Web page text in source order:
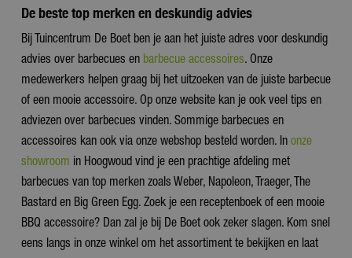
De beste top merken en deskundig advies
Bij Tuincentrum De Boet ben je aan het juiste adres voor deskundig
advies over barbecues en barbecue accessoires. Onze
medewerkers helpen graag bij het uitzoeken van de juiste barbecue
of een mooie accessoire. Op onze website kan je ook veel tips en
adviezen over barbecues vinden. Sommige barbecues en
accessoires kan ook via onze webshop besteld worden. In onze
showroom in Hoogwoud vind je een prachtige afdeling met
barbecues van top merken zoals Weber, Napoleon, Traeger, The
Bastard en Big Green Egg. Zoek je een receptenboek of een mooie
BBQ accessoire? Dan zal je bij De Boet ook zeker slagen. Kom snel
eens langs in onze winkel om het assortiment te bekijken en laat